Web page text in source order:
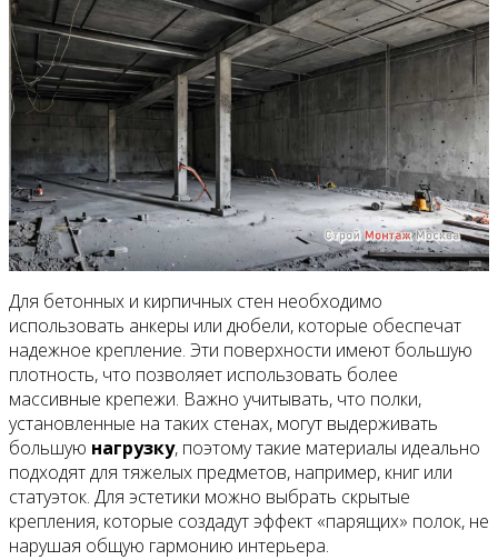
Для бетонных и кирпичных стен необходимо
использовать анкеры или дюбели, которые обеспечат
надежное крепление. Эти поверхности имеют большую
плотность, что позволяет использовать более
массивные крепежи. Важно учитывать, что полки,
установленные на таких стенах, могут выдерживать
большую нагрузку, поэтому такие материалы идеально
подходят для тяжелых предметов, например, книг или
статуэток. Для эстетики можно выбрать скрытые
крепления, которые создадут эффект «парящих» полок, не
нарушая общую гармонию интерьера.